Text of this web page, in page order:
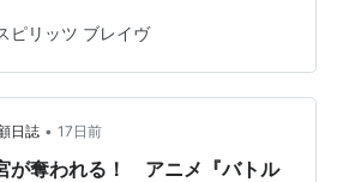
タイトル/は行 |リスト::アニメ作
ピリッツ ブレイヴ
日誌 • 17日前
が奪われる！ アニメ『バトル